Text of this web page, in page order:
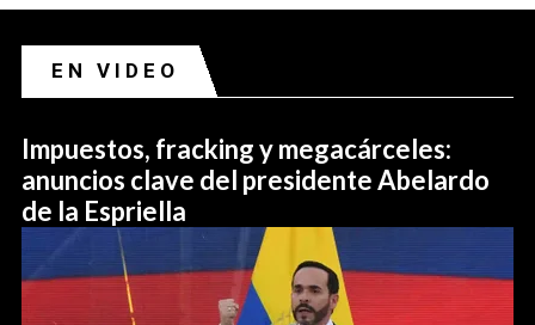
EN VIDEO
Impuestos, fracking y megacárceles:
anuncios clave del presidente Abelardo
de la Espriella